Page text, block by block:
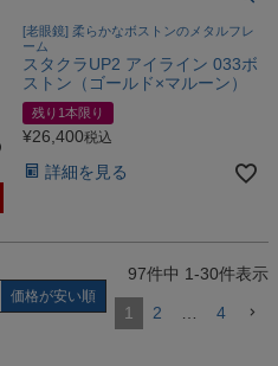
[老眼鏡] 柔らかなボストンのメタルフレ
ーム
スタクラUP2 アイライン 033ボ
ストン（ゴールド×マルーン）
残り1本限り
¥26,400税込
詳細を見る
価格が安い順
97件中 1-30件表示
1 2 … 4